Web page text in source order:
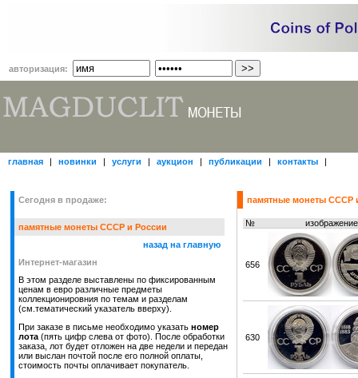
авторизация:
главная | новинки | услуги | аукцион | публикации | контакты |
Сегодня в продаже:
памятные монеты СССР и России
назад на главную
Интернет-магазин
В этом разделе выставлены по фиксированным
ценам в евро различные предметы
коллекционировния по темам и разделам
(см.тематический указатель вверху).
При заказе в письме необходимо указать номер
лота (пять цифр слева от фото). После обработки
заказа, лот будет отложен на две недели и передан
или выслан почтой после его полной оплаты,
стоимость почты оплачивает покупатель.
памятные монеты СССР
№ изображение
656
630